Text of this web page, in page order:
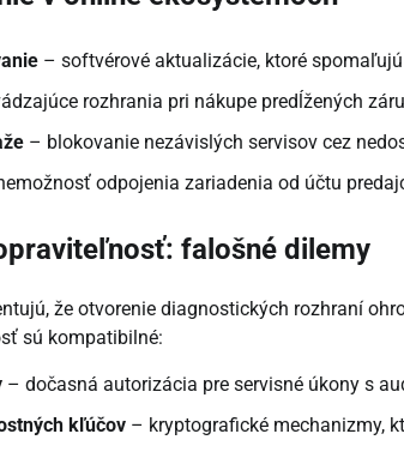
– softvérové aktualizácie, ktoré
rozhrania pri nákupe predĺžených
– blokovanie nezávislých servisov cez
odpojenia zariadenia od účtu
falošné dilemy
že otvorenie diagnostických rozhraní
sú kompatibilné:
– dočasná autorizácia pre servisné úkony s
kľúčov – kryptografické mechanizmy,